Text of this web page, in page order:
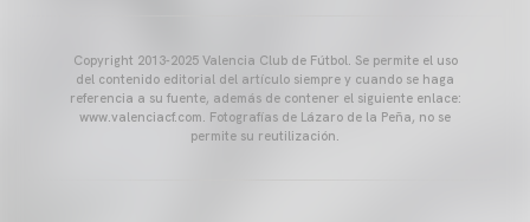
Copyright 2013-2025 Valencia Club de Fútbol. Se permite el uso
del contenido editorial del artículo siempre y cuando se haga
referencia a su fuente, además de contener el siguiente enlace:
www.valenciacf.com. Fotografías de Lázaro de la Peña, no se
permite su reutilización.